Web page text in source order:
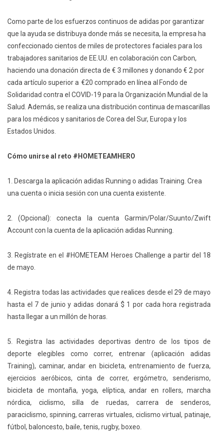
Como parte de los esfuerzos continuos de adidas por garantizar
que la ayuda se distribuya donde más se necesita, la empresa ha
confeccionado cientos de miles de protectores faciales para los
trabajadores sanitarios de EE.UU. en colaboración con Carbon,
haciendo una donación directa de € 3 millones y donando € 2 por
cada artículo superior a €20 comprado en línea al Fondo de
Solidaridad contra el COVID-19 para la Organización Mundial de la
Salud. Además, se realiza una distribución continua de mascarillas
para los médicos y sanitarios de Corea del Sur, Europa y los
Estados Unidos.
Cómo unirse al reto #HOMETEAMHERO
1. Descarga la aplicación adidas Running o adidas Training. Crea
una cuenta o inicia sesión con una cuenta existente.
2. (Opcional): conecta la cuenta Garmin/Polar/Suunto/Zwift
Account con la cuenta de la aplicación adidas Running.
3. Regístrate en el #HOMETEAM Heroes Challenge a partir del 18
de mayo.
4. Registra todas las actividades que realices desde el 29 de mayo
hasta el 7 de junio y adidas donará $ 1 por cada hora registrada
hasta llegar a un millón de horas.
5. Registra las actividades deportivas dentro de los tipos de
deporte elegibles como correr, entrenar (aplicación adidas
Training), caminar, andar en bicicleta, entrenamiento de fuerza,
ejercicios aeróbicos, cinta de correr, ergómetro, senderismo,
bicicleta de montaña, yoga, elíptica, andar en rollers, marcha
nórdica, ciclismo, silla de ruedas, carrera de senderos,
paraciclismo, spinning, carreras virtuales, ciclismo virtual, patinaje,
fútbol, baloncesto, baile, tenis, rugby, boxeo.